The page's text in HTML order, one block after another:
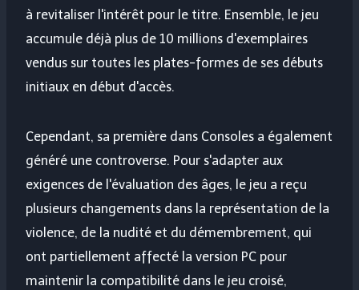
à revitaliser l'intérêt pour le titre. Ensemble, le jeu
accumule déjà plus de 10 millions d'exemplaires
vendus sur toutes les plates-formes de ses débuts
initiaux en début d'accès.
Cependant, sa première dans Consoles a également
généré une controverse. Pour s'adapter aux
exigences de l'évaluation des âges, le jeu a reçu
plusieurs changements dans la représentation de la
violence, de la nudité et du démembrement, qui
ont partiellement affecté la version PC pour
maintenir la compatibilité dans le jeu croisé,